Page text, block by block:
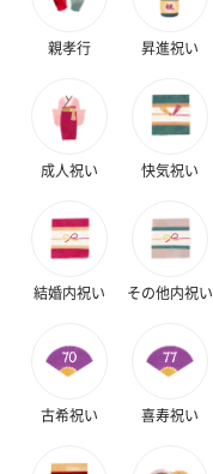
親孝行 昇進祝い
成人祝い 快気祝い
結婚内祝い その他内祝い
古希祝い 喜寿祝い